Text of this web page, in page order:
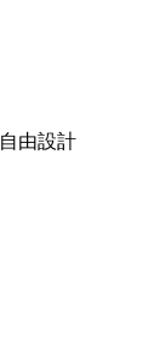
由設計